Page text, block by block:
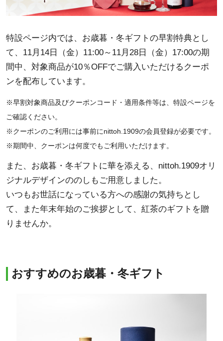
特設ページ内では、お歳暮・冬ギフトの早割特典とし
て、11月14日（金）11:00～11月28日（金）17:00の期
間中、対象商品が10％OFFでご購入いただけるクーポ
ンを配布しています。
※早割対象商品及びクーポンコード・適用条件等は、特設ページを
ご確認ください。
※クーポンのご利用には事前にnittoh.1909の会員登録が必要です。
※期間中、クーポンは何度でもご利用いただけます。
また、お歳暮・冬ギフトに華を添える、nittoh.1909オリ
ジナルデザインののしもご用意しました。
いつもお世話になっている方への感謝の気持ちとし
て、また年末年始のご挨拶として、紅茶のギフトを贈
りませんか。
おすすめのお歳暮・冬ギフト